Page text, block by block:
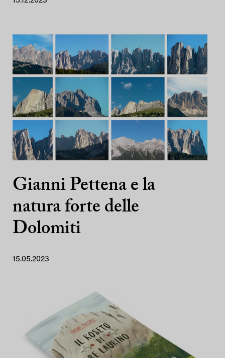
Gianni Pettena e la
natura forte delle
Dolomiti
15.05.2023